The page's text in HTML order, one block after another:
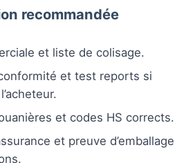
recommandée
et liste de colisage.
et test reports si
et codes HS corrects.
et preuve d’emballage